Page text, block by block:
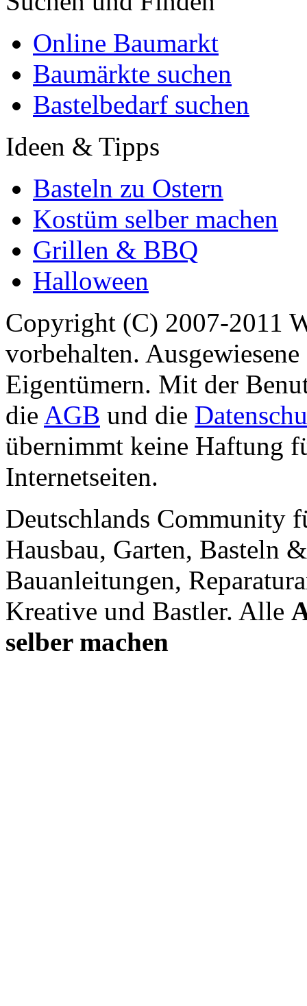
Online Baumarkt
Baumärkte suchen
Bastelbedarf suchen
Ideen & Tipps
Basteln zu Ostern
Kostüm selber machen
Grillen & BBQ
Halloween
Copyright (C) 2007-2011
vorbehalten.
Eigentümern. Mit der
die AGB und die
übernimmt keine Haftung
Internetseiten.
Deutschlands Community
Hausbau, Garten, Basteln
Bauanleitungen,
Kreative und Bastler. Alle
selber machen